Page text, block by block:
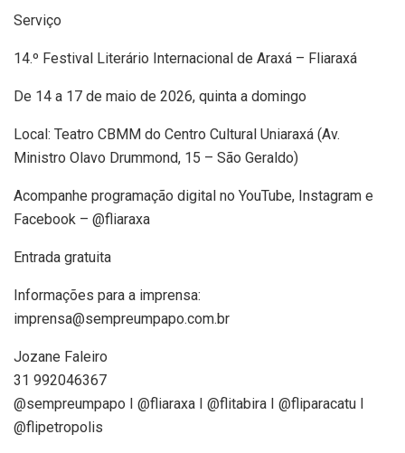
Serviço
14.º Festival Literário Internacional de Araxá – Fliaraxá
De 14 a 17 de maio de 2026, quinta a domingo
Local: Teatro CBMM do Centro Cultural Uniaraxá (Av.
Ministro Olavo Drummond, 15 – São Geraldo)
Acompanhe programação digital no YouTube, Instagram e
Facebook – @‌fliaraxa
Entrada gratuita
Informações para a imprensa:
imprensa@sempreumpapo.com.br
Jozane Faleiro
31 992046367
@sempreumpapo I @fliaraxa I @flitabira I @fliparacatu I
@flipetropolis